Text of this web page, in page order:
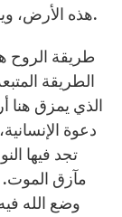
هذه الأرض، ويدل المتقاتلين على طرق السلام الصحيحة.
طريقة الروح
الطريقة
الذي يمزق هنا
دعوة
تجد فيها
مآزق
وضع الله